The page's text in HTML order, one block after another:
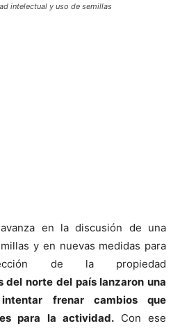
intelectual y uso de semillas
en la discusión de una
y en nuevas medidas para
de la propiedad
del norte del país lanzaron una
frenar cambios que
para la actividad.Con ese